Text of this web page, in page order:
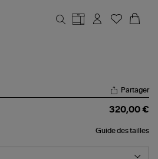
Partager
320,00 €
Guide des tailles